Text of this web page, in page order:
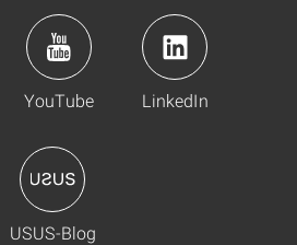
YouTube LinkedIn
USUS-Blog